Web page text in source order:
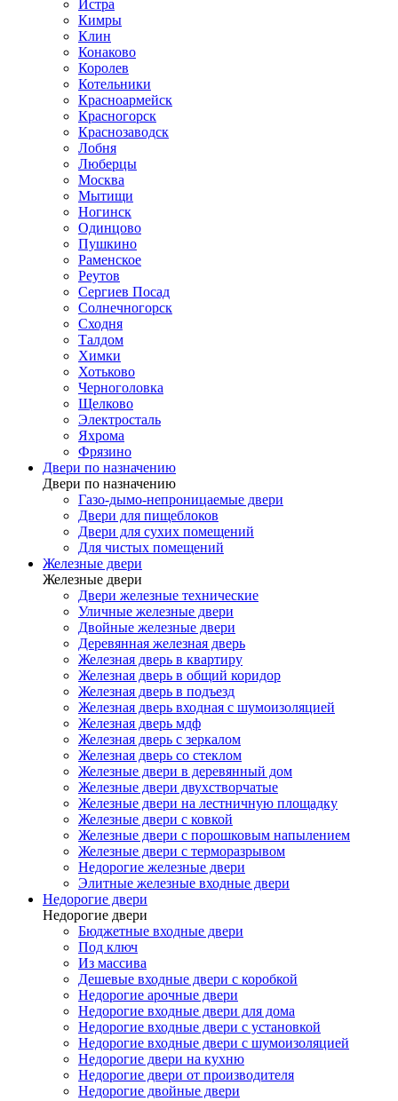
Истра
Кимры
Клин
Конаково
Королев
Котельники
Красноармейск
Красногорск
Краснозаводск
Лобня
Люберцы
Москва
Мытищи
Ногинск
Одинцово
Пушкино
Раменское
Реутов
Сергиев Посад
Солнечногорск
Сходня
Талдом
Химки
Хотьково
Черноголовка
Щелково
Электросталь
Яхрома
Фрязино
Двери по назначению
Двери по назначению
Газо-дымо-непроницаемые двери
Двери для пищеблоков
Двери для сухих помещений
Для чистых помещений
Железные двери
Железные двери
Двери железные технические
Уличные железные двери
Двойные железные двери
Деревянная железная дверь
Железная дверь в квартиру
Железная дверь в общий коридор
Железная дверь в подъезд
Железная дверь входная с шумоизоляцией
Железная дверь мдф
Железная дверь с зеркалом
Железная дверь со стеклом
Железные двери в деревянный дом
Железные двери двухстворчатые
Железные двери на лестничную площадку
Железные двери с ковкой
Железные двери с порошковым напылением
Железные двери с терморазрывом
Недорогие железные двери
Элитные железные входные двери
Недорогие двери
Недорогие двери
Бюджетные входные двери
Под ключ
Из массива
Дешевые входные двери с коробкой
Недорогие арочные двери
Недорогие входные двери для дома
Недорогие входные двери с установкой
Недорогие входные двери с шумоизоляцией
Недорогие двери на кухню
Недорогие двери от производителя
Недорогие двойные двери